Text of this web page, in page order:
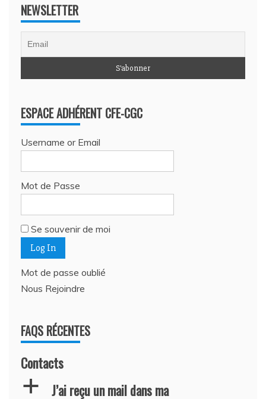
NEWSLETTER
ESPACE ADHÉRENT CFE-CGC
Username or Email
Mot de Passe
Se souvenir de moi
Mot de passe oublié
Nous Rejoindre
FAQS RÉCENTES
Contacts
a
J’ai reçu un mail dans ma